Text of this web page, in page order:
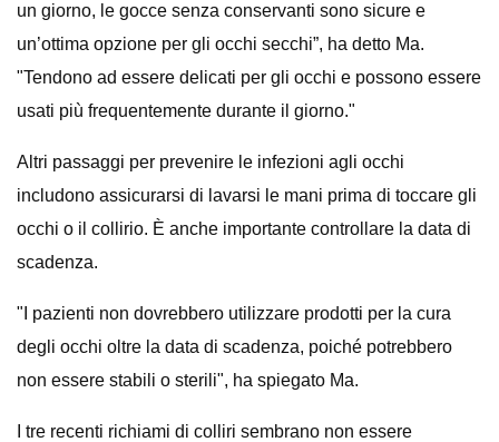
un giorno, le gocce senza conservanti sono sicure e
un’ottima opzione per gli occhi secchi”, ha detto Ma.
"Tendono ad essere delicati per gli occhi e possono essere
usati più frequentemente durante il giorno."
Altri passaggi per prevenire le infezioni agli occhi
includono assicurarsi di lavarsi le mani prima di toccare gli
occhi o il collirio. È anche importante controllare la data di
scadenza.
"I pazienti non dovrebbero utilizzare prodotti per la cura
degli occhi oltre la data di scadenza, poiché potrebbero
non essere stabili o sterili", ha spiegato Ma.
I tre recenti richiami di colliri sembrano non essere